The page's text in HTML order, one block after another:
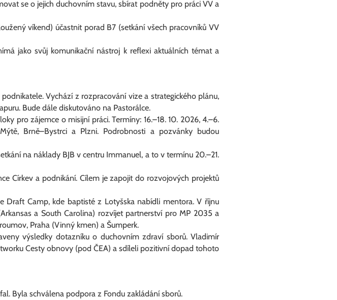
se o jejich duchovním stavu, sbírat podněty pro práci VV a
víkend) účastnit porad B7 (setkání všech pracovníků VV
jako svůj komunikační nástroj k reflexi aktuálních témat a
Vychází z rozpracování vize a strategického plánu,
Bude dále diskutováno na Pastorálce.
pro zájemce o misijní práci. Termíny: 16.–18. 10. 2026, 4.–6.
Brně–Bystrci a Plzni. Podrobnosti a pozvánky budou
na náklady BJB v centru Immanuel, a to v termínu 20.–21.
Církev a podnikání. Cílem je zapojit do rozvojových projektů
Draft Camp, kde baptisté z Lotyšska nabídli mentora. V říjnu
a South Carolina) rozvíjet partnerství pro MP 2035 a
Praha (Vinný kmen) a Šumperk.
výsledky dotazníku o duchovním zdraví sborů. Vladimír
Cesty obnovy (pod ČEA) a sdíleli pozitivní dopad tohoto
Byla schválena podpora z Fondu zakládání sborů.